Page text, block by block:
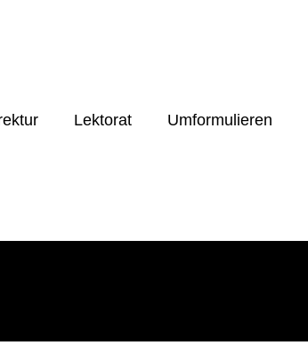
Lektorat Umformulieren